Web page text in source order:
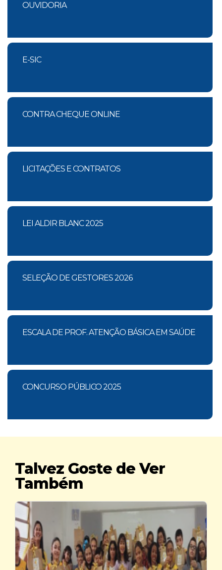
OUVIDORIA
E-SIC
CONTRA CHEQUE ONLINE
LICITAÇÕES E CONTRATOS
LEI ALDIR BLANC 2025
SELEÇÃO DE GESTORES 2026
ESCALA DE PROF. ATENÇÃO BÁSICA EM SAÚDE
CONCURSO PÚBLICO 2025
Talvez Goste de Ver
Também